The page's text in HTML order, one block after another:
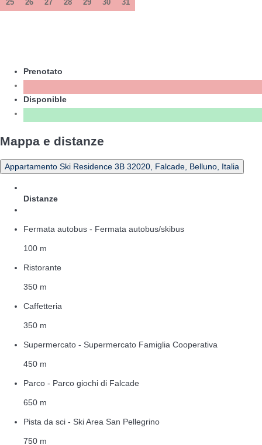
25 26 27 28 29 30 31
Prenotato
Disponible
Mappa e distanze
Appartamento Ski Residence 3B 32020, Falcade, Belluno, Italia
Distanze
Fermata autobus - Fermata autobus/skibus
100 m
Ristorante
350 m
Caffetteria
350 m
Supermercato - Supermercato Famiglia Cooperativa
450 m
Parco - Parco giochi di Falcade
650 m
Pista da sci - Ski Area San Pellegrino
750 m